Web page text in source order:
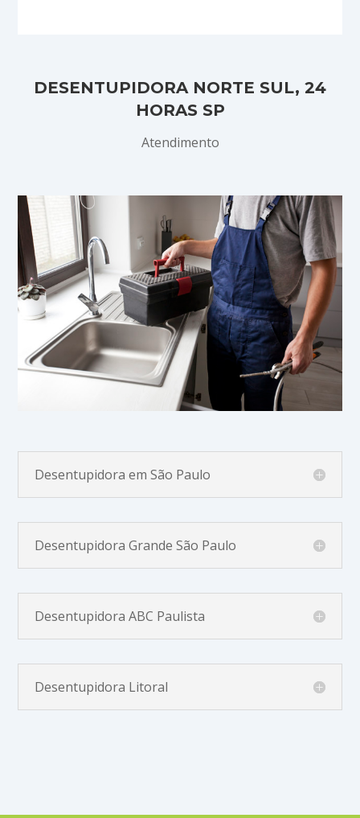
DESENTUPIDORA NORTE SUL, 24
HORAS SP
Atendimento
Desentupidora em São Paulo
Desentupidora Grande São Paulo
Desentupidora ABC Paulista
Desentupidora Litoral